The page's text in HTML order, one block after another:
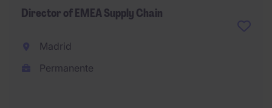
Director of EMEA Supply Chain
Madrid
Permanente